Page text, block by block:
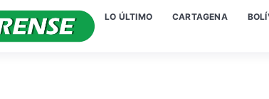
LO ÚLTIMO CARTAGENA